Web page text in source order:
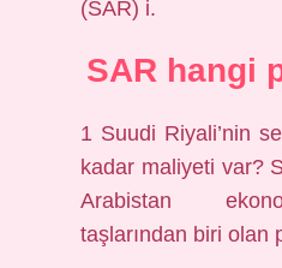
(SAR) i.
SAR hangi
1 Suudi Riyali’nin
kadar maliyeti var?
Arabistan
taşlarından biri olan